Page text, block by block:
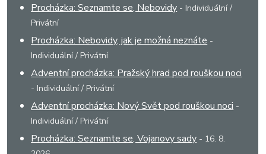
Procházka: Seznamte se, Nebovidy - Individuální /
Privátní
Procházka: Nebovidy, jak je možná neznáte -
Individuální / Privátní
Adventní procházka: Pražský hrad pod rouškou noci
- Individuální / Privátní
Adventní procházka: Nový Svět pod rouškou noci -
Individuální / Privátní
Procházka: Seznamte se, Vojanovy sady - 16. 8.